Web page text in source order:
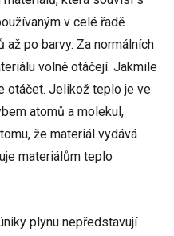
v celé řadě
po barvy. Za normálních
volně otáčejí. Jakmile
otáčet. Jelikož teplo je ve
atomů a molekul,
že materiál vydává
materiálům teplo
plynu nepředstavují